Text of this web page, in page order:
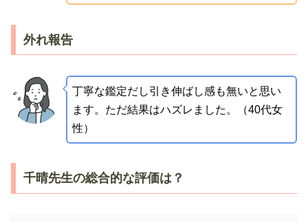
外れ報告
丁寧な鑑定だし引き伸ばし感も無いと思い
ます。ただ結果はハズレました。（40代女
性）
千晴先生の総合的な評価は？